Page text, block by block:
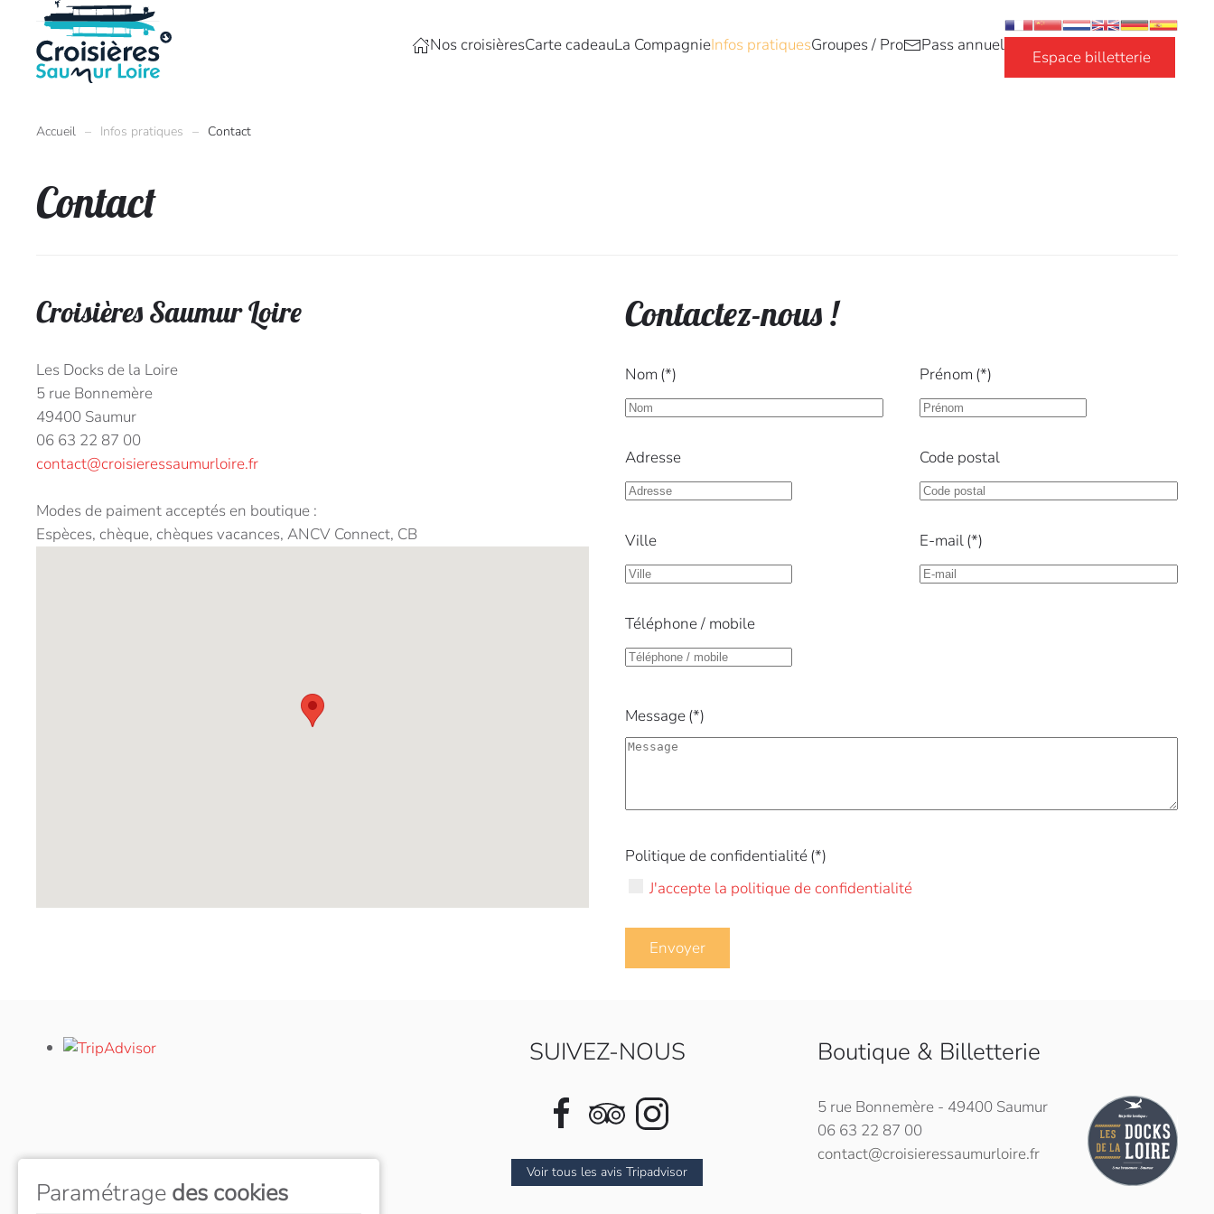
Nos croisièresCarte cadeauLa CompagnieInfos pratiquesGroupes / Pro Pass annuel
Espace billetterie
Accueil Infos pratiques Contact
Contact
Croisières Saumur Loire
Les Docks de la Loire
5 rue Bonnemère
49400 Saumur
06 63 22 87 00
contact@croisieressaumurloire.fr
Modes de paiment acceptés en boutique :
Espèces, chèque, chèques vacances, ANCV Connect, CB
Contactez-nous !
Nom (*)
Adresse
Ville
Téléphone / mobile
Prénom (*)
Code postal
E-mail(*)
Message(*)
Politique de confidentialité(*)
J'accepte la politique de confidentialité
Envoyer
SUIVEZ-NOUS
Voir tous les avis Tripadvisor
Boutique & Billetterie
5 rue Bonnemère - 49400 Saumur
06 63 22 87 00
contact@croisieressaumurloire.fr
Paramétrage des cookies